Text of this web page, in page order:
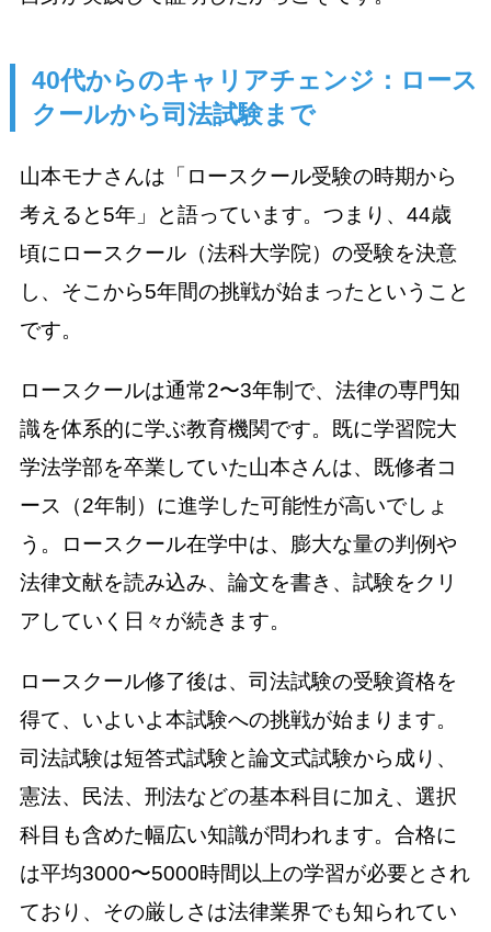
40代からのキャリアチェンジ：ロース
クールから司法試験まで
山本モナさんは「ロースクール受験の時期から
考えると5年」と語っています。つまり、44歳
頃にロースクール（法科大学院）の受験を決意
し、そこから5年間の挑戦が始まったということ
です。
ロースクールは通常2〜3年制で、法律の専門知
識を体系的に学ぶ教育機関です。既に学習院大
学法学部を卒業していた山本さんは、既修者コ
ース（2年制）に進学した可能性が高いでしょ
う。ロースクール在学中は、膨大な量の判例や
法律文献を読み込み、論文を書き、試験をクリ
アしていく日々が続きます。
ロースクール修了後は、司法試験の受験資格を
得て、いよいよ本試験への挑戦が始まります。
司法試験は短答式試験と論文式試験から成り、
憲法、民法、刑法などの基本科目に加え、選択
科目も含めた幅広い知識が問われます。合格に
は平均3000〜5000時間以上の学習が必要とされ
ており、その厳しさは法律業界でも知られてい